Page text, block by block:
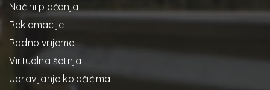
Načini plaćanja
Reklamacije
Radno vrijeme
Virtualna šetnja
Upravljanje kolačićima